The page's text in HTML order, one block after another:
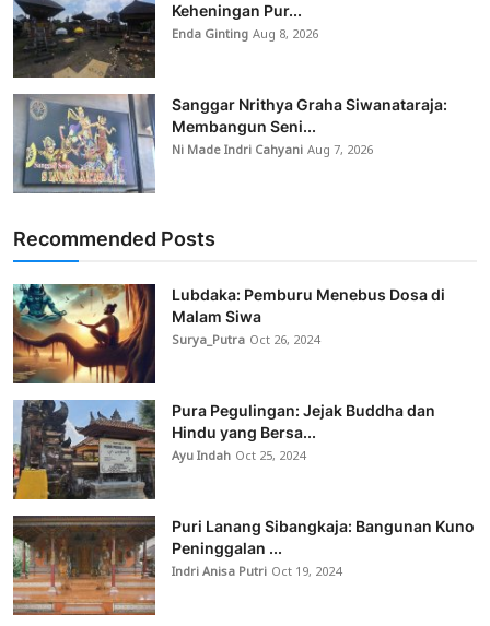
Keheningan Pur...
Enda GintingAug 8, 2026
Sanggar Nrithya Graha Siwanataraja:
Membangun Seni...
Ni Made Indri CahyaniAug 7, 2026
Recommended Posts
Lubdaka: Pemburu Menebus Dosa di
Malam Siwa
Surya_Putra Oct 26, 2024
Pura Pegulingan: Jejak Buddha dan
Hindu yang Bersa...
Ayu Indah Oct 25, 2024
Puri Lanang Sibangkaja: Bangunan Kuno
Peninggalan ...
Indri Anisa Putri Oct 19, 2024